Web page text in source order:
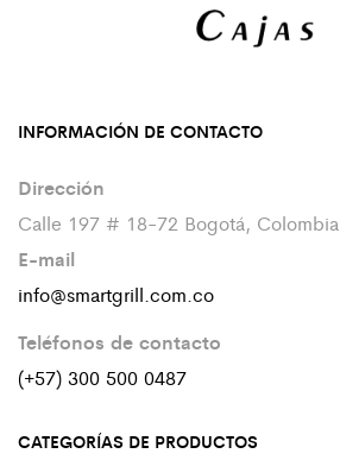
INFORMACIÓN DE CONTACTO
Dirección
Calle 197 # 18-72 Bogotá, Colombia
E-mail
info@smartgrill.com.co
Teléfonos de contacto
(+57) 300 500 0487
CATEGORÍAS DE PRODUCTOS